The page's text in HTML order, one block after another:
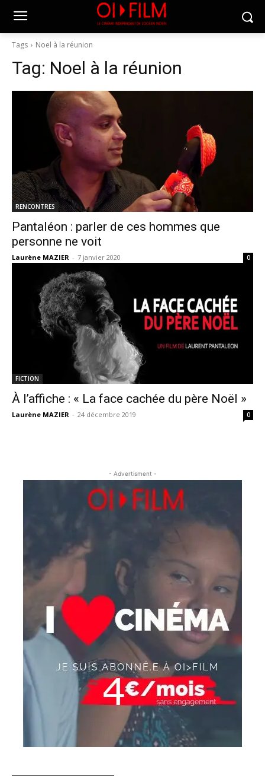
Tags Noel à la réunion
Tag: Noel à la réunion
RENCONTRES
Pantaléon : parler de ces hommes que
personne ne voit
Laurène MAZIER - 7 janvier 2020 0
FICTION
À l’affiche : « La face cachée du père Noël »
Laurène MAZIER - 24 décembre 2019 0
- Advertisment -